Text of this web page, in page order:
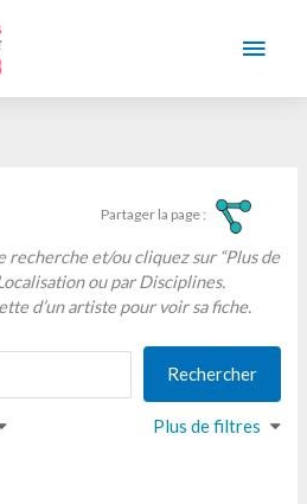
recherche et/ou cliquez sur “Plus de
ou par Disciplines.
d’un artiste pour voir sa fiche.
Plus de filtres